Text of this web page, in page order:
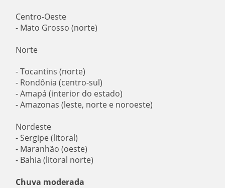
Centro-Oeste
- Mato Grosso (norte)
Norte
- Tocantins (norte)
- Rondônia (centro-sul)
- Amapá (interior do estado)
- Amazonas (leste, norte e noroeste)
Nordeste
- Sergipe (litoral)
- Maranhão (oeste)
- Bahia (litoral norte)
Chuva moderada